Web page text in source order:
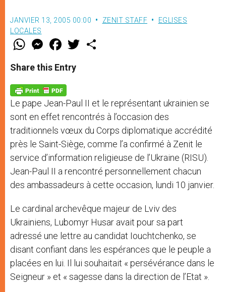
JANVIER 13, 2005 00:00 ZENIT STAFF
EGLISES
LOCALES
W
t
s
p
p
M
e
s
e
g
e
r
F
a
e
b
o
k
w
Share this Entry
Le pape Jean-Paul II et le représentant ukrainien se
sont en effet rencontrés à l’occasion des
traditionnels vœux du Corps diplomatique accrédité
près le Saint-Siège, comme l’a confirmé à Zenit le
service d’information religieuse de l’Ukraine (RISU).
Jean-Paul II a rencontré personnellement chacun
des ambassadeurs à cette occasion, lundi 10 janvier.
Le cardinal archevêque majeur de Lviv des
Ukrainiens, Lubomyr Husar avait pour sa part
adressé une lettre au candidat Iouchtchenko, se
disant confiant dans les espérances que le peuple a
placées en lui. Il lui souhaitait « persévérance dans le
Seigneur » et « sagesse dans la direction de l’Etat ».